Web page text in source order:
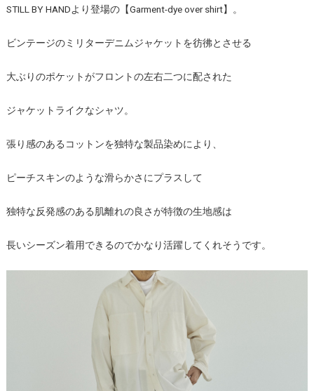
STILL BY HANDより登場の【Garment-dye over shirt】。
ビンテージのミリターデニムジャケットを彷彿とさせる
大ぶりのポケットがフロントの左右二つに配された
ジャケットライクなシャツ。
張り感のあるコットンを独特な製品染めにより、
ピーチスキンのような滑らかさにプラスして
独特な反発感のある肌離れの良さが特徴の生地感は
長いシーズン着用できるのでかなり活躍してくれそうです。